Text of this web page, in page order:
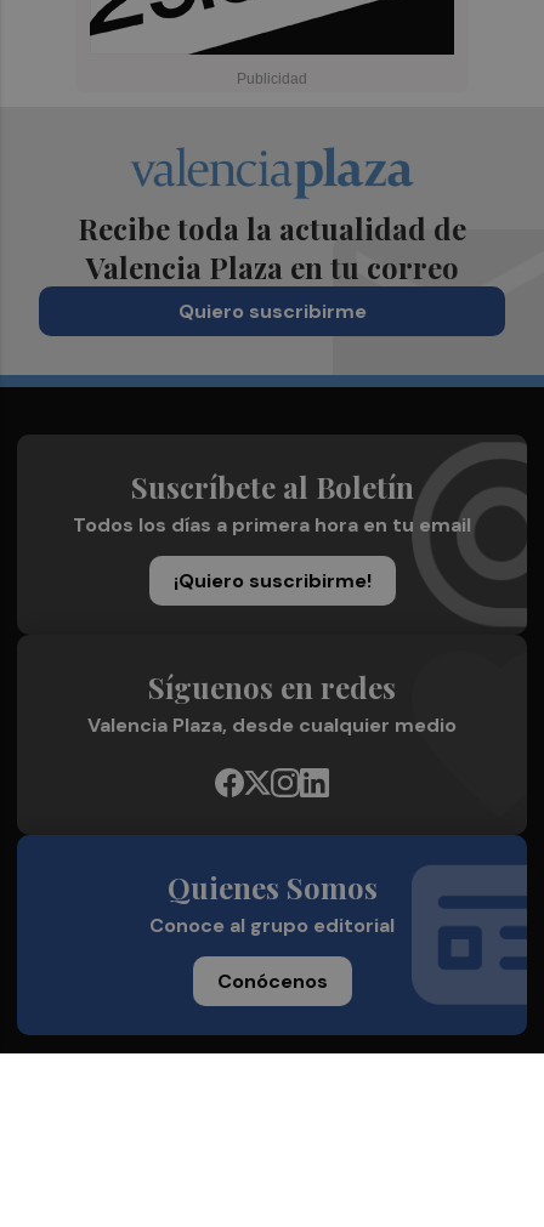
Recibe toda la actualidad de
Valencia Plaza en tu correo
Quiero suscribirme
Suscríbete al Boletín
Todos los días a primera hora en tu email
¡Quiero suscribirme!
Síguenos en redes
Valencia Plaza, desde cualquier medio
Quienes Somos
Conoce al grupo editorial
Conócenos